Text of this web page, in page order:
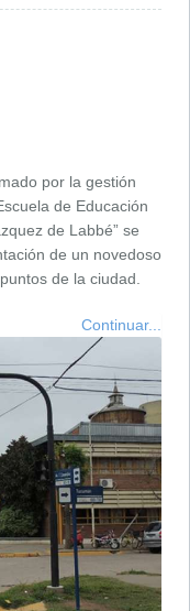
por la gestión
de Educación
de Labbé” se
de un novedoso
de la ciudad.
Continuar...